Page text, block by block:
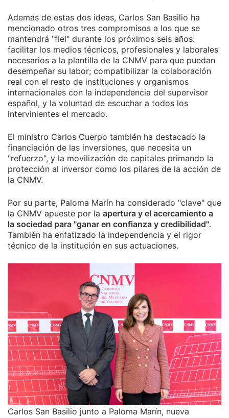
Además de estas dos ideas, Carlos San Basilio ha
mencionado otros tres compromisos a los que se
mantendrá "fiel" durante los próximos seis años:
facilitar los medios técnicos, profesionales y laborales
necesarios a la plantilla de la CNMV para que puedan
desempeñar su labor; compatibilizar la colaboración
real con el resto de instituciones y organismos
internacionales con la independencia del supervisor
español, y la voluntad de escuchar a todos los
intervinientes el mercado.
El ministro Carlos Cuerpo también ha destacado la
financiación de las inversiones, que necesita un
"refuerzo", y la movilización de capitales primando la
protección al inversor como los pilares de la acción de
la CNMV.
Por su parte, Paloma Marín ha considerado "clave" que
la CNMV apueste por la apertura y el acercamiento a
la sociedad para "ganar en confianza y credibilidad".
También ha enfatizado la independencia y el rigor
técnico de la institución en sus actuaciones.
Carlos San Basilio junto a Paloma Marín, nueva